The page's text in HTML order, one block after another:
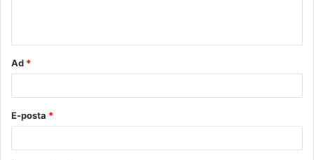
Ad *
E-posta *